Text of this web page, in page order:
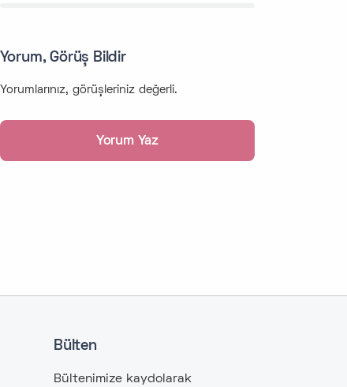
Yorum, Görüş Bildir
Yorumlarınız, görüşleriniz değerli.
Bülten
Bültenimize kaydolarak